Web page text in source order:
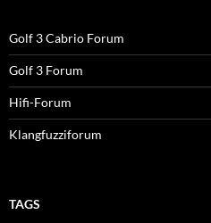
Golf 3 Cabrio Forum
Golf 3 Forum
Hifi-Forum
Klangfuzziforum
TAGS